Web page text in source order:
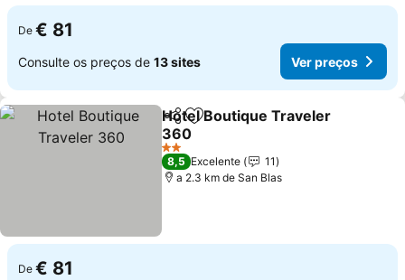
De € 81
Consulte os preços de 13 sites Ver preços
PartilharAdicionar aos favoritos
Hotel Boutique Traveler
360
2 Estrelas
8,5 Excelente
11
a 2.3 km de San Blas
De € 81